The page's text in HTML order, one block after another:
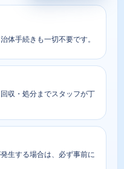
体手続きも一切不要です。
収・処分までスタッフが丁
生する場合は、必ず事前に